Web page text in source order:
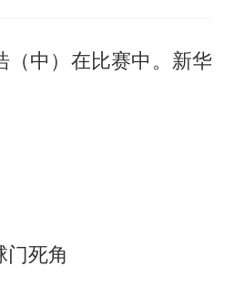
（中）在比赛中。新华
门死角